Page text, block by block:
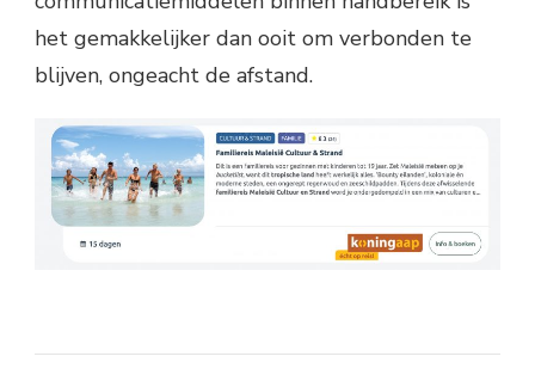
het gemakkelijker dan ooit om verbonden te
blijven, ongeacht de afstand.